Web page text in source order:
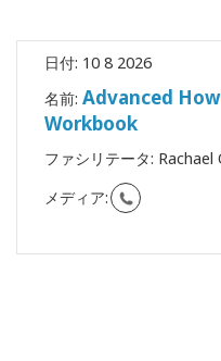
ク
ラ
ス
テ
日付: 10 8 2026
名前: Advanced
Workbook
ファシリテータ: Rachael
メディア: